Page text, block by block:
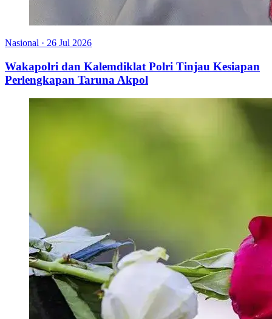
Nasional · 26 Jul 2026
Wakapolri dan Kalemdiklat Polri Tinjau Kesiapan
Perlengkapan Taruna Akpol